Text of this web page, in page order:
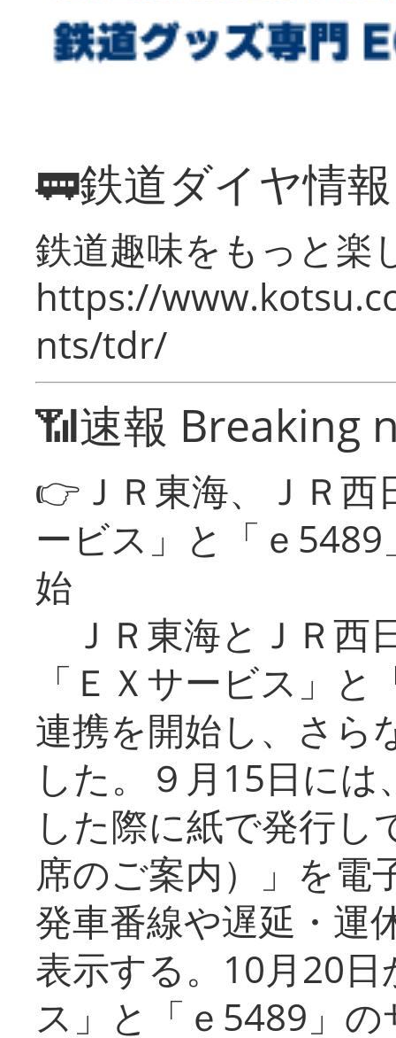
🚃鉄道ダイヤ情
鉄道趣味をもっと楽
https://
nts/tdr/
📶速報 Breaking
👉ＪＲ東海、ＪＲ
ービス」と「ｅ
始
ＪＲ東海とＪＲ西
「ＥＸサービス」
連携を開始し、さら
した。９月15日に
した際に紙で発行し
席のご案内）」を電
発車番線や遅延・運
表示する。10月20
ス」と「ｅ5489」